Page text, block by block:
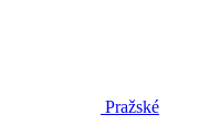
Pražské